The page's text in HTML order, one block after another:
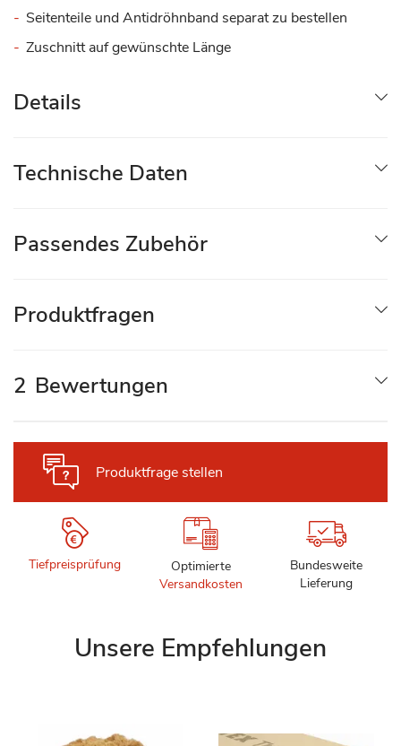
Seitenteile und Antidröhnband separat zu bestellen
Zuschnitt auf gewünschte Länge
Produktfrage stellen
Tiefpreisprüfung
Optimierte
Versandkosten
Bundesweite
Lieferung
Details
Technische Daten
Passendes Zubehör
Produktfragen
2 Bewertungen
Unsere Empfehlungen